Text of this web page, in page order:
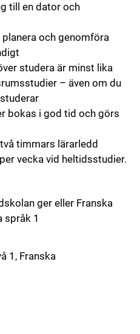
till en dator och
och genomföra
studera är minst lika
– även om du
bokas i god tid och görs
timmars lärarledd
vecka vid heltidsstudier.
ger eller Franska
språk 1
1, Franska